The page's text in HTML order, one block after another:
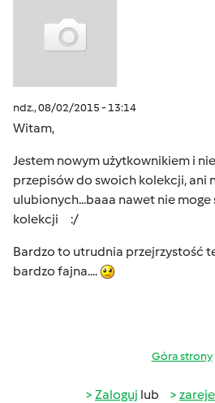
ndz., 08/02/2015 - 13:14
Witam,
Jestem nowym użytkownikiem i
przepisów do swoich kolekcji, ani
ulubionych...baaa nawet nie moge
kolekcji :/
Bardzo to utrudnia przejrzystość
bardzo fajna....
Góra strony
Zaloguj lub